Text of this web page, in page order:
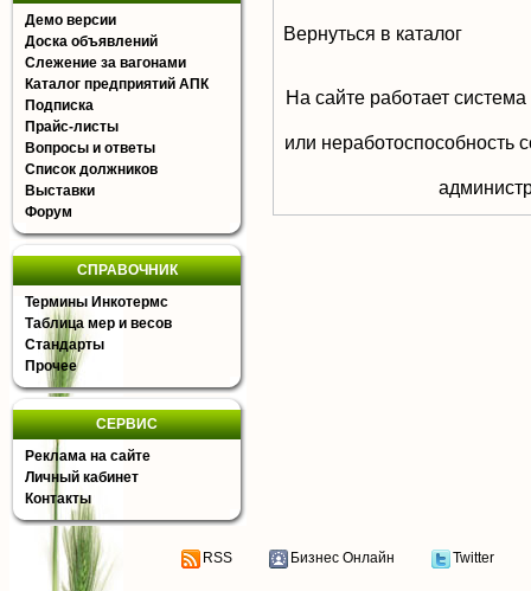
Демо версии
Доска объявлений
Слежение за вагонами
Каталог предприятий АПК
Подписка
Прайс-листы
Вопросы и ответы
Список должников
Выставки
Форум
СПРАВОЧНИК
Термины Инкотермс
Таблица мер и весов
Стандарты
Прочее
СЕРВИС
Реклама на сайте
Личный кабинет
Контакты
Вернуться в каталог
На сайте работает
или неработоспособность
RSS Бизнес Онлайн Twitter